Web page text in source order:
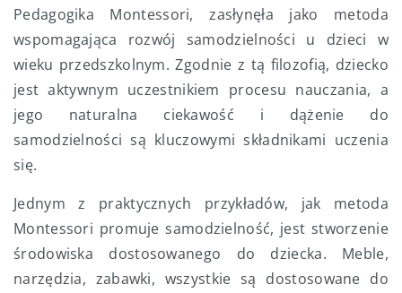
Pedagogika Montessori, zasłynęła jako metoda
wspomagająca rozwój samodzielności u dzieci w
wieku przedszkolnym. Zgodnie z tą filozofią, dziecko
jest aktywnym uczestnikiem procesu nauczania, a
jego naturalna ciekawość i dążenie do
samodzielności są kluczowymi składnikami uczenia
się.
Jednym z praktycznych przykładów, jak metoda
Montessori promuje samodzielność, jest stworzenie
środowiska dostosowanego do dziecka. Meble,
narzędzia, zabawki, wszystkie są dostosowane do